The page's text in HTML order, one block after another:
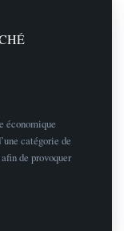
économique
catégorie de
de provoquer